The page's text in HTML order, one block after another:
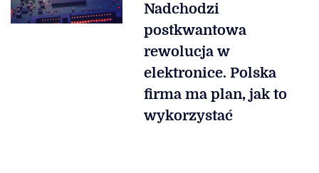
Nadchodzi
postkwantowa
rewolucja w
elektronice. Polska
firma ma plan, jak to
wykorzystać